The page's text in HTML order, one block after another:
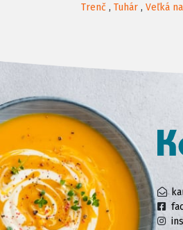
Trenč , Tuhár , Veľká